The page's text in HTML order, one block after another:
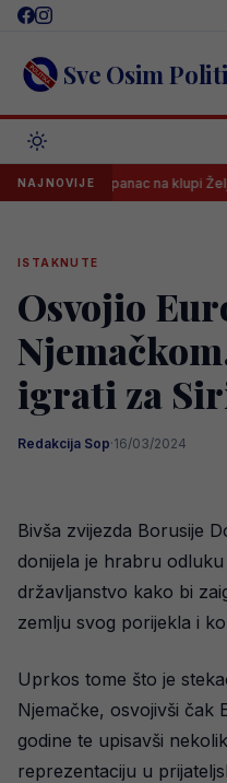
Skip
content Sve Osim
NAJNOVIJE
Španac na klupi
ISTAKNUTE
Osvojio
igrati za
Redakcija Sop·16/03/2024
Bivša zvijezda Borusije
donijela je hrabru
državljanstvo kako bi
zemlju svog porijekla i
Uprkos tome što je
Njemačke, osvojivši čak
godine te upisavši
reprezentaciju u